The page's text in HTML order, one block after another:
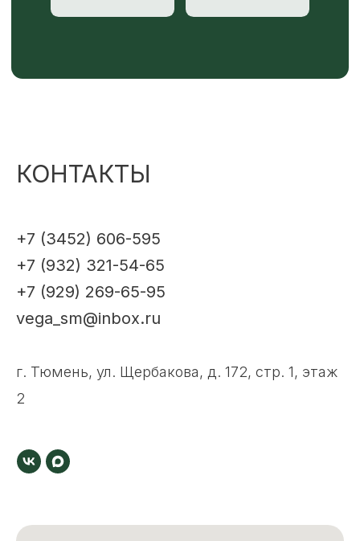
КОНТАКТЫ
+7 (3452) 606-595
+7 (932) 321-54-65
+7 (929) 269-65-95
vega_sm@inbox.ru
г. Тюмень, ул. Щербакова, д. 172, стр. 1, этаж
2